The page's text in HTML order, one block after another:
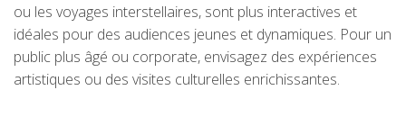
ou les voyages interstellaires, sont plus interactives et
idéales pour des audiences jeunes et dynamiques. Pour un
public plus âgé ou corporate, envisagez des expériences
artistiques ou des visites culturelles enrichissantes.